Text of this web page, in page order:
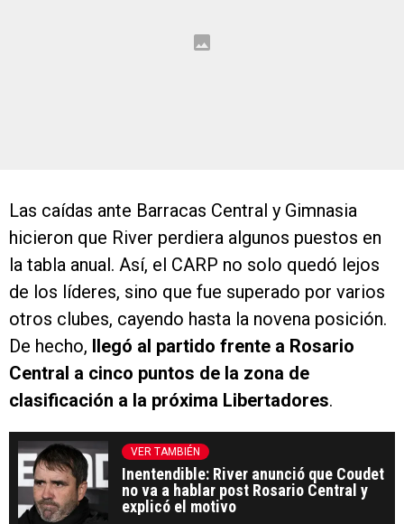
Las caídas ante Barracas Central y Gimnasia
hicieron que River perdiera algunos puestos en
la tabla anual. Así, el CARP no solo quedó lejos
de los líderes, sino que fue superado por varios
otros clubes, cayendo hasta la novena posición.
De hecho, llegó al partido frente a Rosario
Central a cinco puntos de la zona de
clasificación a la próxima Libertadores.
VER TAMBIÉN
Inentendible: River anunció que Coudet
no va a hablar post Rosario Central y
explicó el motivo